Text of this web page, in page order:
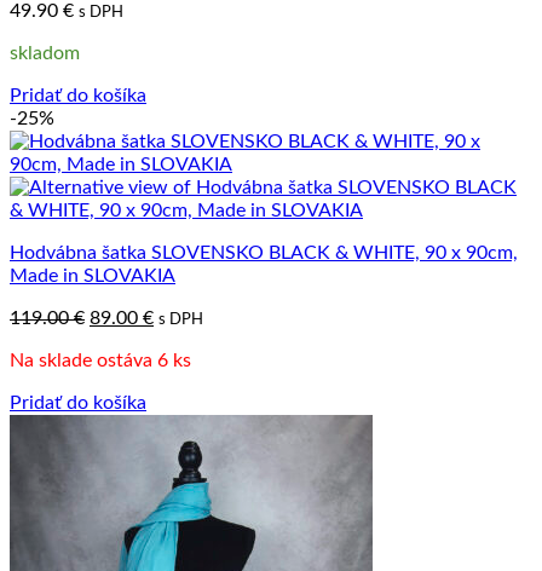
49.90 € s DPH
skladom
Pridať do košíka
-25%
Hodvábna šatka SLOVENSKO BLACK & WHITE, 90 x 90cm,
Made in SLOVAKIA
119.00€ Pôvodná
bola:
89.00 €Aktuálna
je:
s DPH
Na sklade ostáva 6 ks
Pridať do košíka